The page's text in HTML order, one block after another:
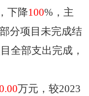
下降100%，主
分项目未完成结
全部支出完成，
万元，较2023